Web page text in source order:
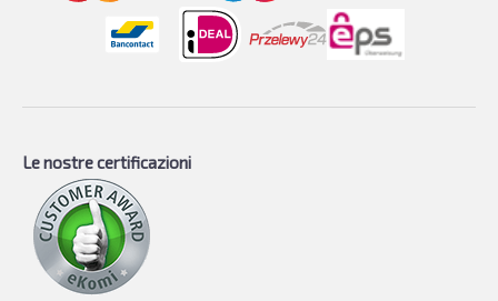
Le nostre certificazioni